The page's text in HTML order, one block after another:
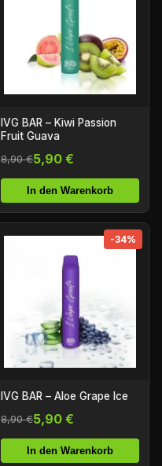
IVG BAR – Kiwi Passion
Fruit Guava
8,90 €5,90 €
In den Warenkorb
-34%
IVG BAR – Aloe Grape Ice
8,90 €5,90 €
In den Warenkorb